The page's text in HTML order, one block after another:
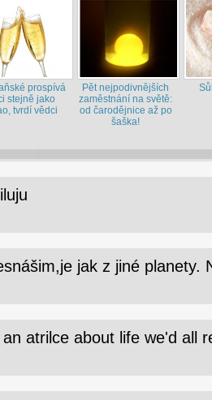
prospívá
stejně jako
tvrdí vědci
Pět nejpodivnějších
zaměstnání na světě:
od čarodějnice až po
šaška!
jak z jiné planety.
atrilce about life we'd all